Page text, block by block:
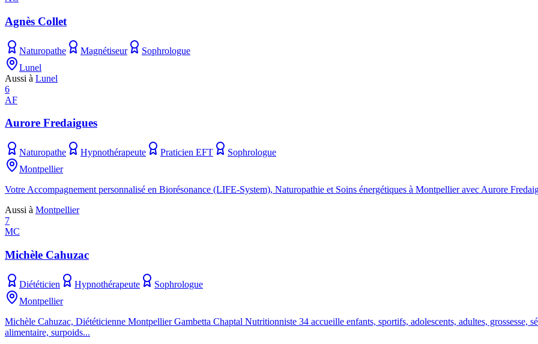
Agnès Collet
Naturopathe Magnétiseur
Sophrologue
Lunel
Aussi à Lunel
6
AF
Aurore Fredaigues
Naturopathe Hypnothérapeute Praticien EFT
Sophrologue
Montpellier
Votre Accompagnement personnalisé en Biorésonance (LIFE-System), Naturopathie et Soins énergétiques à Montpellier avec Aurore
Aussi à Montpellier
7
MC
Michèle Cahuzac
Diététicien Hypnothérapeute
Sophrologue
Montpellier
Michèle Cahuzac, Diététicienne Montpellier Gambetta Chaptal Nutritionniste 34 accueille enfants, sportifs, adolescents, adultes, grossesse,
alimentaire, surpoids...